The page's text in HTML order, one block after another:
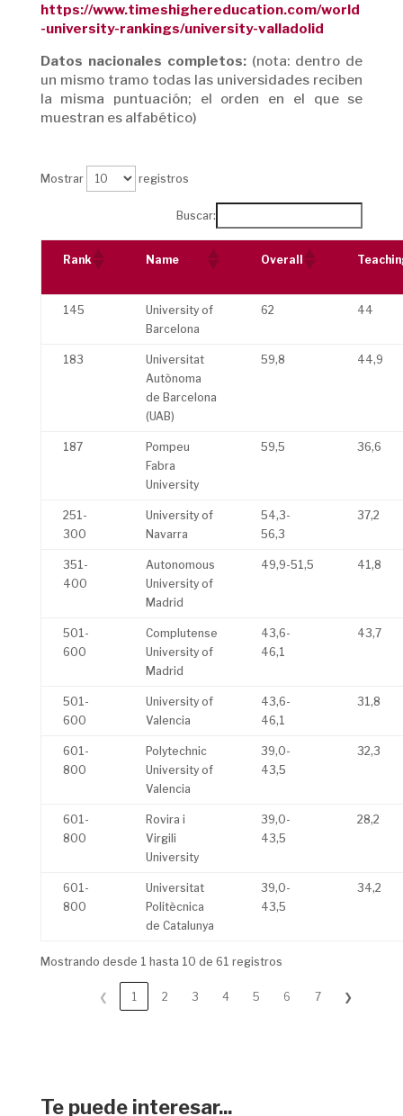
https://www.timeshighereducation.com/world
-university-rankings/university-valladolid
Datos nacionales completos:(nota: dentro de
un mismo tramo todas las universidades reciben
la misma puntuación; el orden en el que se
muestran es alfabético)
Mostrar registros
Buscar:
Rank Name Overall
145
University of
Barcelona
62 44
183
Universitat
Autònoma
de Barcelona
(UAB)
59,8 44,9
187
Pompeu
Fabra
University
59,5 36,6
251-
300
University of
Navarra
54,3-
56,3
37,2
351-
400
Autonomous
University of
Madrid
49,9-51,5 41,8
501-
600
Complutense
University of
Madrid
43,6-
46,1
43,7
501-
600
University of
Valencia
43,6-
46,1
31,8
601-
800
Polytechnic
University of
Valencia
39,0-
43,5
32,3
601-
800
Rovira i
Virgili
University
39,0-
43,5
28,2
601-
800
Universitat
Politècnica
de Catalunya
39,0-
43,5
34,2
Mostrando desde 1 hasta 10 de 61 registros
❮ 1 2 3 4 5 6 7 ❯
Te puede interesar...